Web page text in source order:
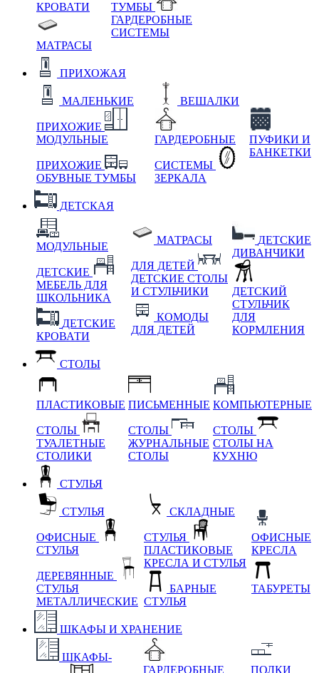
КРОВАТИ
МАТРАСЫ
ТУМБЫ
ГАРДЕРОБНЫЕ
СИСТЕМЫ
ПРИХОЖАЯ
МАЛЕНЬКИЕ
ПРИХОЖИЕ
МОДУЛЬНЫЕ
ПРИХОЖИЕ
ОБУВНЫЕ ТУМБЫ
ВЕШАЛКИ
ГАРДЕРОБНЫЕ
СИСТЕМЫ
ЗЕРКАЛА
ПУФИКИ И
БАНКЕТКИ
ДЕТСКАЯ
МОДУЛЬНЫЕ
ДЕТСКИЕ
МЕБЕЛЬ ДЛЯ
ШКОЛЬНИКА
ДЕТСКИЕ
КРОВАТИ
МАТРАСЫ
ДЛЯ ДЕТЕЙ
ДЕТСКИЕ СТОЛЫ
И СТУЛЬЧИКИ
КОМОДЫ
ДЛЯ ДЕТЕЙ
ДЕТСКИЕ
ДИВАНЧИКИ
ДЕТСКИЙ
СТУЛЬЧИК
ДЛЯ
КОРМЛЕНИЯ
СТОЛЫ
ПЛАСТИКОВЫЕ
СТОЛЫ
ТУАЛЕТНЫЕ
СТОЛИКИ
ПИСЬМЕННЫЕ
СТОЛЫ
ЖУРНАЛЬНЫЕ
СТОЛЫ
КОМПЬЮТЕРНЫЕ
СТОЛЫ
СТОЛЫ НА
КУХНЮ
СТУЛЬЯ
СТУЛЬЯ
ОФИСНЫЕ
СТУЛЬЯ
ДЕРЕВЯННЫЕ
СТУЛЬЯ
МЕТАЛЛИЧЕСКИЕ
СКЛАДНЫЕ
СТУЛЬЯ
ПЛАСТИКОВЫЕ
КРЕСЛА И СТУЛЬЯ
БАРНЫЕ
СТУЛЬЯ
ОФИСНЫЕ
КРЕСЛА
ТАБУРЕТЫ
ШКАФЫ И ХРАНЕНИЕ
ШКАФЫ-
ГАРДЕРОБНЫЕ
ПОЛКИ